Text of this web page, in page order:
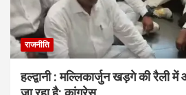
राजनीति
हल्द्वानी : मल्लिकार्जुन खड़गे की रैली में